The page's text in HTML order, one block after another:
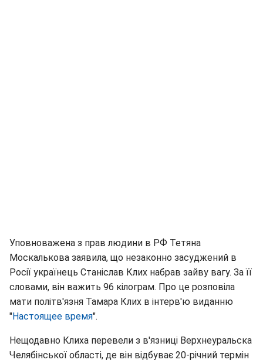
Уповноважена з прав людини в РФ Тетяна
Москалькова заявила, що незаконно засуджений в
Росії українець Станіслав Клих набрав зайву вагу. За її
словами, він важить 96 кілограм. Про це розповіла
мати політв'язня Тамара Клих в інтерв'ю виданню
"Настоящее время".
Нещодавно Клиха перевели з в'язниці Верхнеуральска
Челябінської області, де він відбуває 20-річний термін